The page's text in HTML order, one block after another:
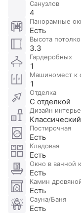
Санузлов
4
Панорамные
Есть
Высота
3.3
Гардеробных
1
Машиномест к
1
Отделка
С отделкой
Дизайн
Классический
Постирочная
Есть
Кладовая
Есть
Окно в ванной
Есть
Камин
Есть
Сауна/Баня
Есть